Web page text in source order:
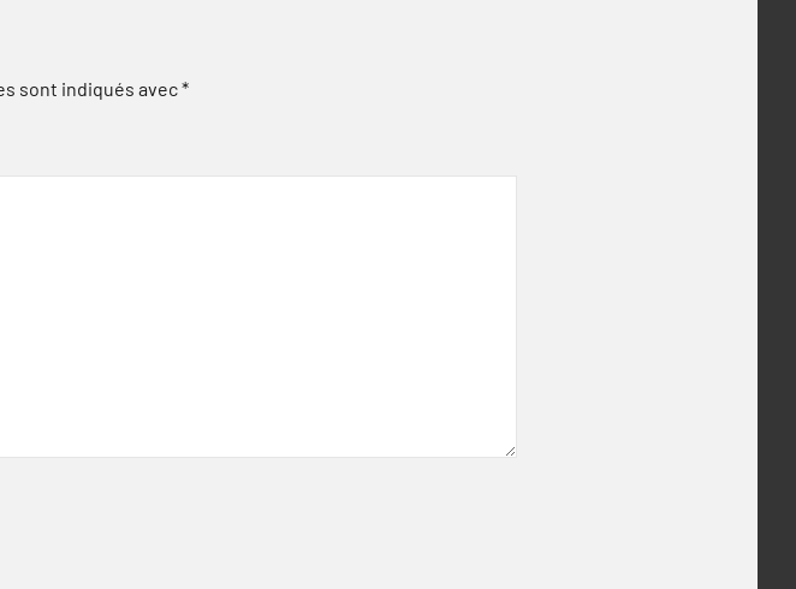
sont indiqués avec*